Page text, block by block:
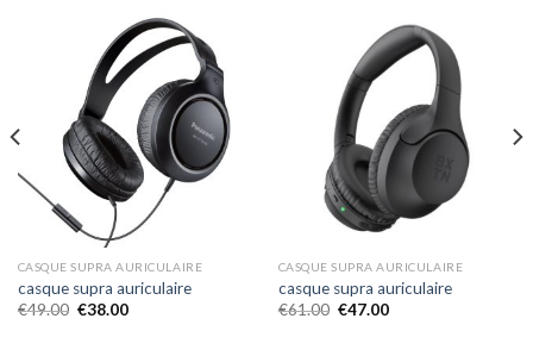
CASQUE SUPRA AURICULAIRE
casque supra auriculaire
€49.00 €38.00
CASQUE SUPRA AURICULAIRE
casque supra auriculaire
€61.00 €47.00